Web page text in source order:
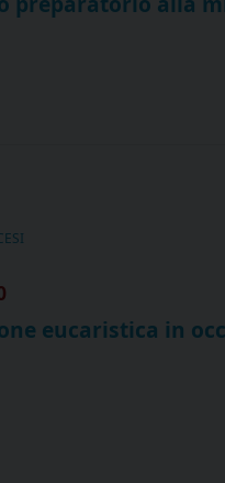
eucaristica in